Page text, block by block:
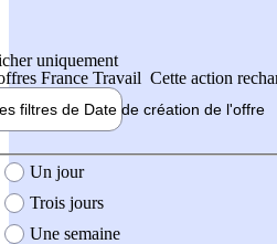
uniquement
France Travail Cette action
filtres de Date de création de l'offre
création de l'offre
Un jour
Trois jours
Une semaine